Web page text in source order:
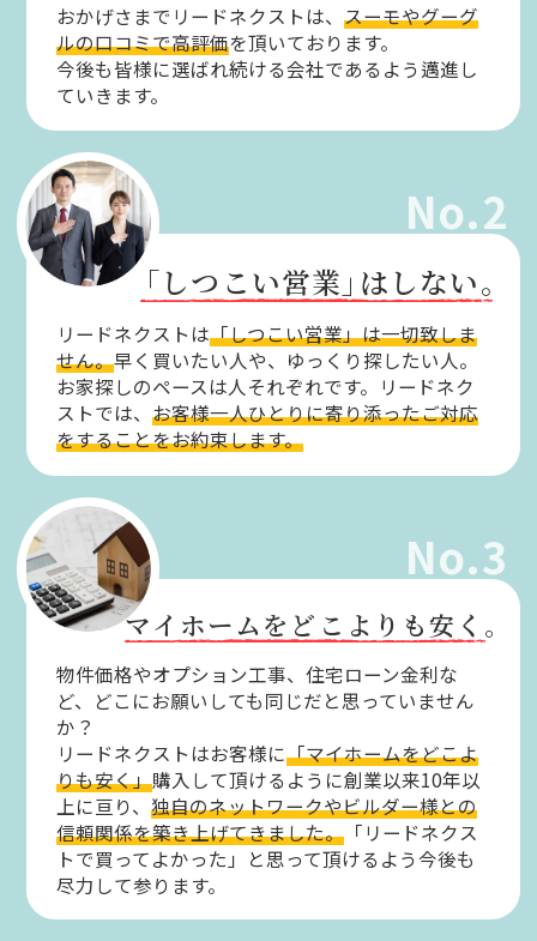
おかげさまでリードネクストは、スーモやグーグ
ルの口コミで高評価を頂いております。
今後も皆様に選ばれ続ける会社であるよう邁進し
ていきます。
No.2
「しつこい営業」はしない。
リードネクストは「しつこい営業」は一切致しま
せん。早く買いたい人や、ゆっくり探したい人。
お家探しのペースは人それぞれです。リードネク
ストでは、お客様一人ひとりに寄り添ったご対応
をすることをお約束します。
No.3
マイホームをどこよりも安く。
物件価格やオプション工事、住宅ローン金利な
ど、どこにお願いしても同じだと思っていません
か？
リードネクストはお客様に「マイホームをどこよ
りも安く」購入して頂けるように創業以来10年以
上に亘り、独自のネットワークやビルダー様との
信頼関係を築き上げてきました。 「リードネクス
トで買ってよかった」と思って頂けるよう今後も
尽力して参ります。